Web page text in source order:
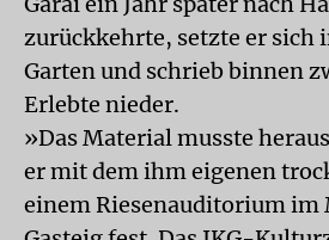
zurückkehrte, setzte er sich
Garten und schrieb binnen
Erlebte nieder.
»Das Material musste
er mit dem ihm eigenen
einem Riesenauditorium im